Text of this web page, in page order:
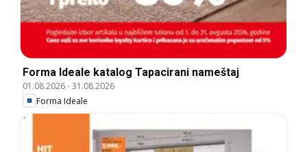
Forma Ideale katalog Tapacirani nameštaj
01.08.2026-31.08.2026
Forma Ideale